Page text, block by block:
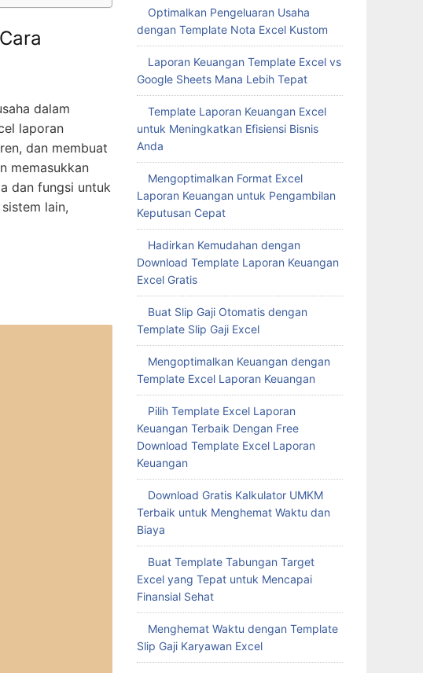
dalam
laporan
dan membuat
memasukkan
dan fungsi untuk
lain,
Optimalkan Pengeluaran Usaha
dengan Template Nota Excel Kustom
Laporan Keuangan Template Excel vs
Google Sheets Mana Lebih Tepat
Template Laporan Keuangan Excel
untuk Meningkatkan Efisiensi Bisnis
Anda
Mengoptimalkan Format Excel
Laporan Keuangan untuk Pengambilan
Keputusan Cepat
Hadirkan Kemudahan dengan
Download Template Laporan Keuangan
Excel Gratis
Buat Slip Gaji Otomatis dengan
Template Slip Gaji Excel
Mengoptimalkan Keuangan dengan
Template Excel Laporan Keuangan
Pilih Template Excel Laporan
Keuangan Terbaik Dengan Free
Download Template Excel Laporan
Keuangan
Download Gratis Kalkulator UMKM
Terbaik untuk Menghemat Waktu dan
Biaya
Buat Template Tabungan Target
Excel yang Tepat untuk Mencapai
Finansial Sehat
Menghemat Waktu dengan Template
Slip Gaji Karyawan Excel